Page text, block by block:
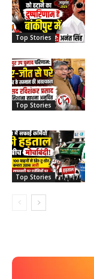
Top Stories
Top Stories
Top Stories